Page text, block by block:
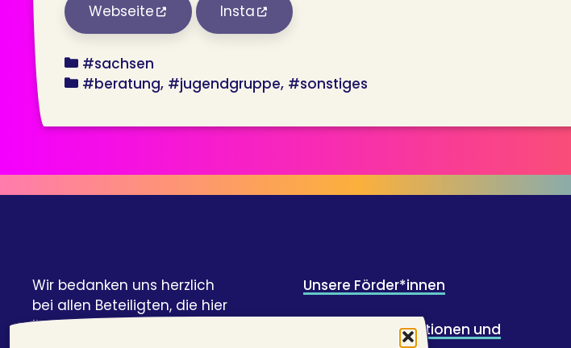
Webseite Insta
bundesland
#sachsen
angebot
#beratung #jugendgruppe #sonstiges
Wir bedanken uns herzlich
bei allen Beteiligten, die hier
ihre Geschichte und Expertise
Unsere Förder*innen
Credits für Illustrationen und